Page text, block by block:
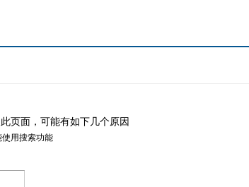
页面，可能有如下几个原因
用搜索功能